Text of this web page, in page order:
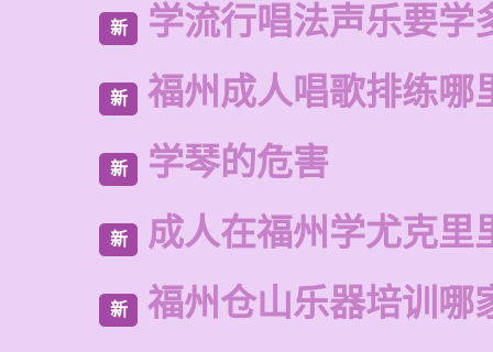
新 学流行唱法声乐要学
新 福州成人唱歌排练哪
新 学琴的危害
新 成人在福州学尤克里
新 福州仓山乐器培训哪